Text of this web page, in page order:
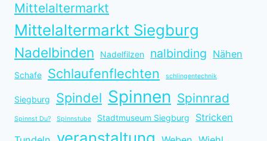
Mittelaltermarkt
Mittelaltermarkt Siegburg
Nadelbinden Nadelfilzen nalbinding Nähen
Schafe Schlaufenflechten schlingentechnik
Siegburg Spindel Spinnen Spinnrad
Spinnst Du? Spinnstube Stadtmuseum Siegburg
Stricken